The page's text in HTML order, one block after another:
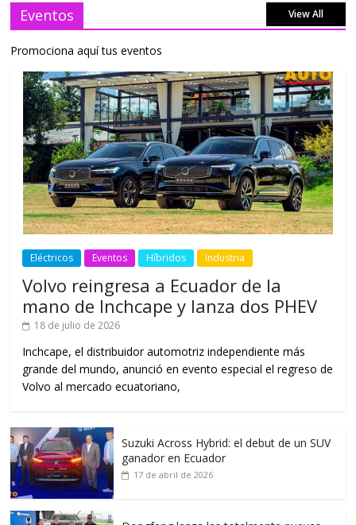
Eventos View All
Promociona aquí tus eventos
Eléctricos Eventos Híbridos Industria
Volvo reingresa a Ecuador de la
mano de Inchcape y lanza dos PHEV
18 de julio de 2026
Inchcape, el distribuidor automotriz independiente más
grande del mundo, anunció en evento especial el regreso de
Volvo al mercado ecuatoriano,
Suzuki Across Hybrid: el debut de un SUV
ganador en Ecuador
17 de abril de 2026